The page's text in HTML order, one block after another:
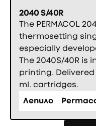
2040 S/40R
The PERMACOL
thermosetting
especially
The 2040S/40R is
printing. Delivered
ml. cartridges.
Лепило